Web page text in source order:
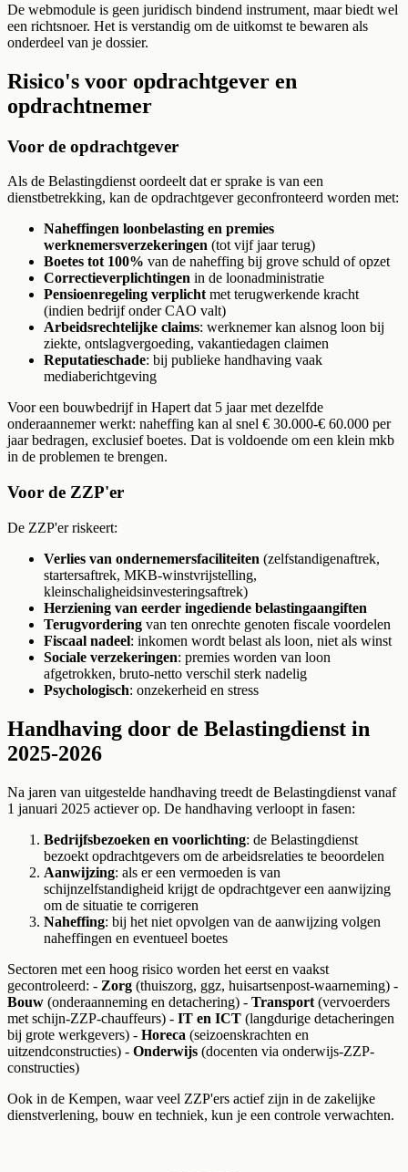
De webmodule is geen juridisch bindend instrument, maar biedt wel
een richtsnoer. Het is verstandig om de uitkomst te bewaren als
onderdeel van je dossier.
Risico's voor opdrachtgever en
opdrachtnemer
Voor de opdrachtgever
Als de Belastingdienst oordeelt dat er sprake is van een
dienstbetrekking, kan de opdrachtgever geconfronteerd worden met:
Naheffingen loonbelasting en premies
werknemersverzekeringen (tot vijf jaar terug)
Boetes tot 100% van de naheffing bij grove schuld of opzet
Correctieverplichtingen in de loonadministratie
Pensioenregeling verplicht met terugwerkende kracht
(indien bedrijf onder CAO valt)
Arbeidsrechtelijke claims: werknemer kan alsnog loon bij
ziekte, ontslagvergoeding, vakantiedagen claimen
Reputatieschade: bij publieke handhaving vaak
mediaberichtgeving
Voor een bouwbedrijf in Hapert dat 5 jaar met dezelfde
onderaannemer werkt: naheffing kan al snel € 30.000-€ 60.000 per
jaar bedragen, exclusief boetes. Dat is voldoende om een klein mkb
in de problemen te brengen.
Voor de ZZP'er
De ZZP'er riskeert:
Verlies van ondernemersfaciliteiten (zelfstandigenaftrek,
startersaftrek, MKB-winstvrijstelling,
kleinschaligheidsinvesteringsaftrek)
Herziening van eerder ingediende belastingaangiften
Terugvordering van ten onrechte genoten fiscale voordelen
Fiscaal nadeel: inkomen wordt belast als loon, niet als winst
Sociale verzekeringen: premies worden van loon
afgetrokken, bruto-netto verschil sterk nadelig
Psychologisch: onzekerheid en stress
Handhaving door de Belastingdienst in
2025-2026
Na jaren van uitgestelde handhaving treedt de Belastingdienst vanaf
1 januari 2025 actiever op. De handhaving verloopt in fasen:
Bedrijfsbezoeken en voorlichting: de Belastingdienst
bezoekt opdrachtgevers om de arbeidsrelaties te beoordelen
Aanwijzing: als er een vermoeden is van
schijnzelfstandigheid krijgt de opdrachtgever een aanwijzing
om de situatie te corrigeren
Naheffing: bij het niet opvolgen van de aanwijzing volgen
naheffingen en eventueel boetes
Sectoren met een hoog risico worden het eerst en vaakst
gecontroleerd: - Zorg (thuiszorg, ggz, huisartsenpost-waarneming) -
Bouw (onderaanneming en detachering) - Transport (vervoerders
met schijn-ZZP-chauffeurs) - IT en ICT (langdurige detacheringen
bij grote werkgevers) - Horeca (seizoenskrachten en
uitzendconstructies) - Onderwijs (docenten via onderwijs-ZZP-
constructies)
Ook in de Kempen, waar veel ZZP'ers actief zijn in de zakelijke
dienstverlening, bouw en techniek, kun je een controle verwachten.